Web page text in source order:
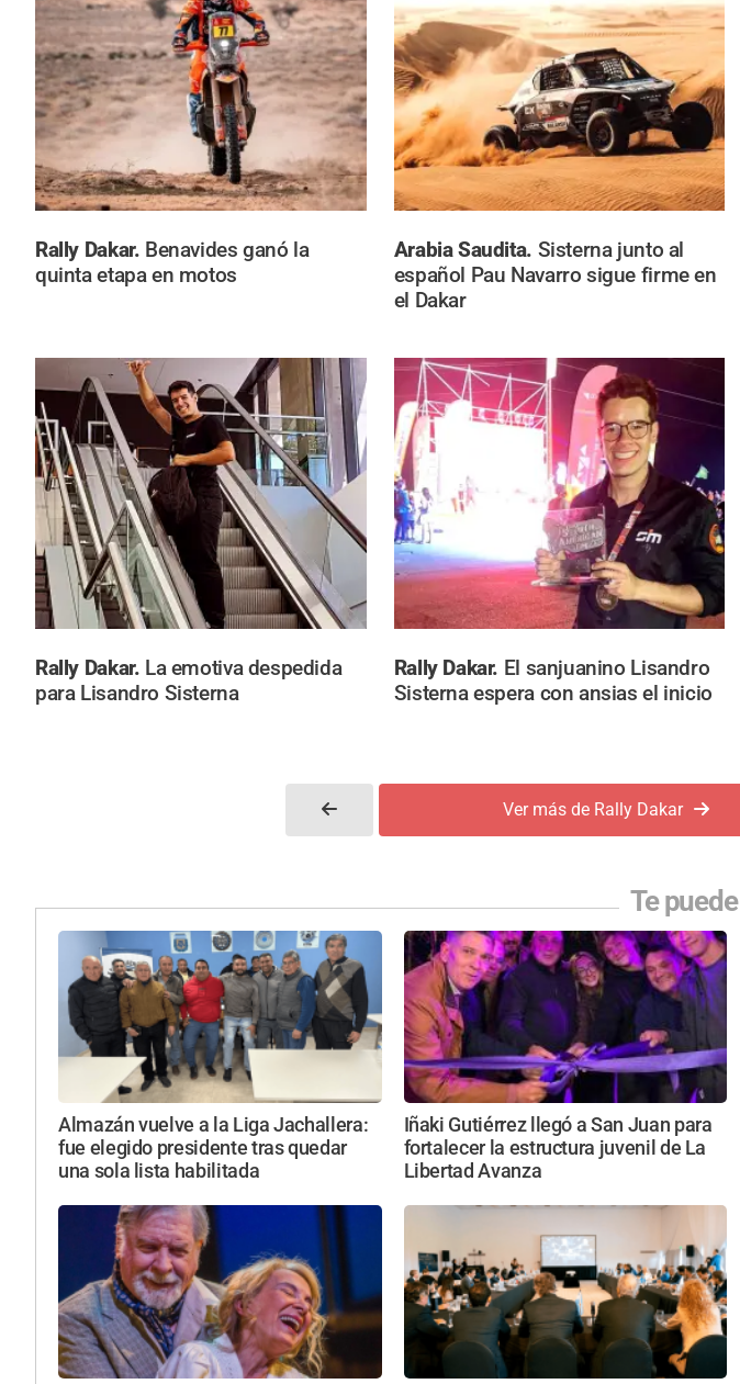
Rally Dakar. Benavides ganó la
quinta etapa en motos
Arabia Saudita. Sisterna junto al
español Pau Navarro sigue firme en
el Dakar
Rally Dakar. La emotiva despedida
para Lisandro Sisterna
Rally Dakar. El sanjuanino Lisandro
Sisterna espera con ansias el inicio
Ver más de Rally Dakar
Te puede
Almazán vuelve a la Liga Jachallera:
fue elegido presidente tras quedar
una sola lista habilitada
Iñaki Gutiérrez llegó a San Juan para
fortalecer la estructura juvenil de La
Libertad Avanza